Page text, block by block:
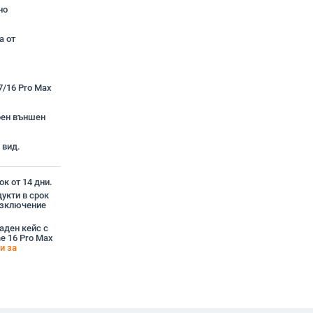
от
16 Pro Max
външен
вид.
от 14 дни.
в срок
кейс с
16 Pro Max
за